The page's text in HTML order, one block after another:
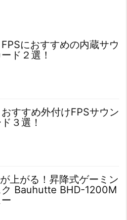
におすすめの内蔵サウ
ド２選！
すすめ外付けFPSサウン
３選！
上がる！昇降式ゲーミン
ク Bauhutte BHD-1200M